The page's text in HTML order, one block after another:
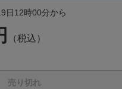
日12時00分から
（税込）
売り切れ